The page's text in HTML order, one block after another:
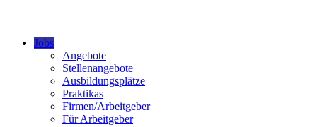
Jobs
Angebote
Stellenangebote
Ausbildungsplätze
Praktikas
Firmen/Arbeitgeber
Für Arbeitgeber